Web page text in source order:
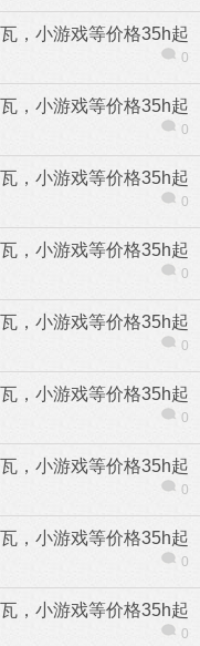
，小游戏等价格35h起
0
，小游戏等价格35h起
0
，小游戏等价格35h起
0
，小游戏等价格35h起
0
，小游戏等价格35h起
0
，小游戏等价格35h起
0
，小游戏等价格35h起
0
，小游戏等价格35h起
0
，小游戏等价格35h起
0